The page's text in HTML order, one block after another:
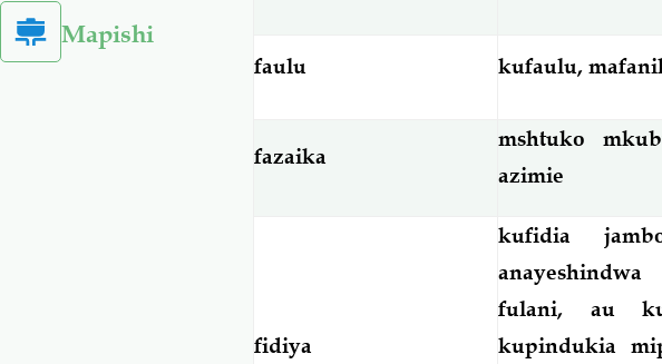
Mapishi
faulu kufaulu,
fazaika
mshtuko
azimie
fidiya
kufidia
fulani, au
kupindukia